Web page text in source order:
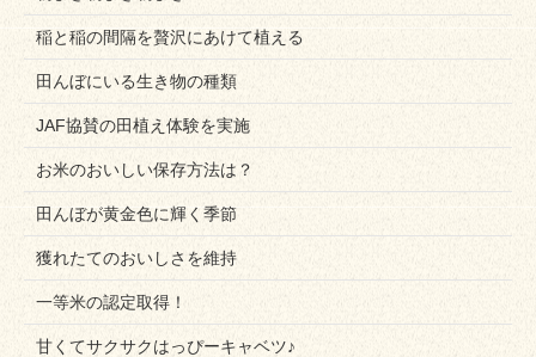
稲と稲の間隔を贅沢にあけて植える
田んぼにいる生き物の種類
JAF協賛の田植え体験を実施
お米のおいしい保存方法は？
田んぼが黄金色に輝く季節
獲れたてのおいしさを維持
一等米の認定取得！
甘くてサクサクはっぴーキャベツ♪